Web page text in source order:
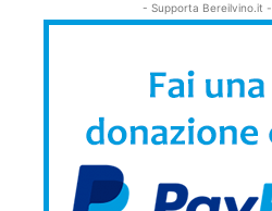
- Supporta Bereilvino.it -